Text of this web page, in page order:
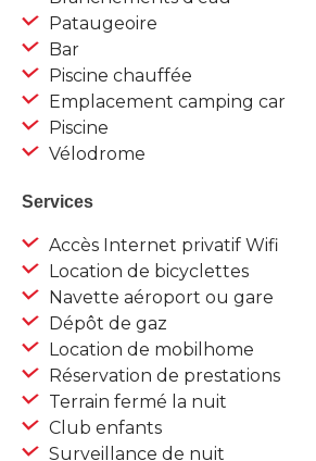
Pataugeoire
Bar
Piscine chauffée
Emplacement camping car
Piscine
Vélodrome
Services
Accès Internet privatif Wifi
Location de bicyclettes
Navette aéroport ou gare
Dépôt de gaz
Location de mobilhome
Réservation de prestations
Terrain fermé la nuit
Club enfants
Surveillance de nuit